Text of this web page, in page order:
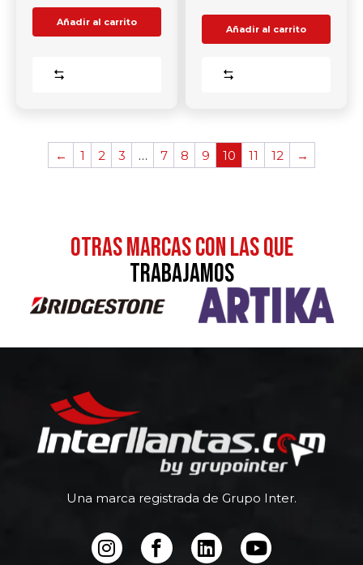
Añadir al carrito
Añadir al carrito
← 1 2 3 … 7 8 9 10 11 12 →
otras MARCAS CON LAS QUE
TRABAJAMOS
Una marca registrada de Grupo Inter.